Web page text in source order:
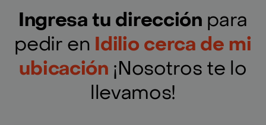
Ingresa tu dirección para
pedir en Idilio cerca de mi
ubicación ¡Nosotros te lo
llevamos!